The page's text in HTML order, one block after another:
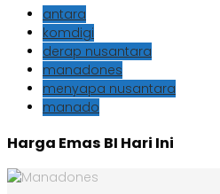
antara
komdigi
derap nusantara
manadones
menyapa nusantara
manado
Harga Emas BI Hari Ini